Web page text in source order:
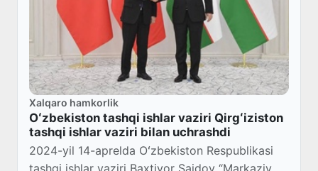
Xalqaro hamkorlik
Oʻzbekiston tashqi ishlar vaziri Qirgʻiziston
tashqi ishlar vaziri bilan uchrashdi
2024-yil 14-aprelda Oʻzbekiston Respublikasi